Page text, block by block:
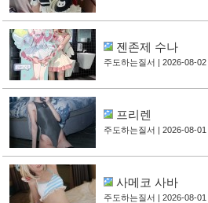
젠존제 수나
주도하는질서 | 2026-08-02
프리렌
주도하는질서 | 2026-08-01
사메코 사바
주도하는질서 | 2026-08-01